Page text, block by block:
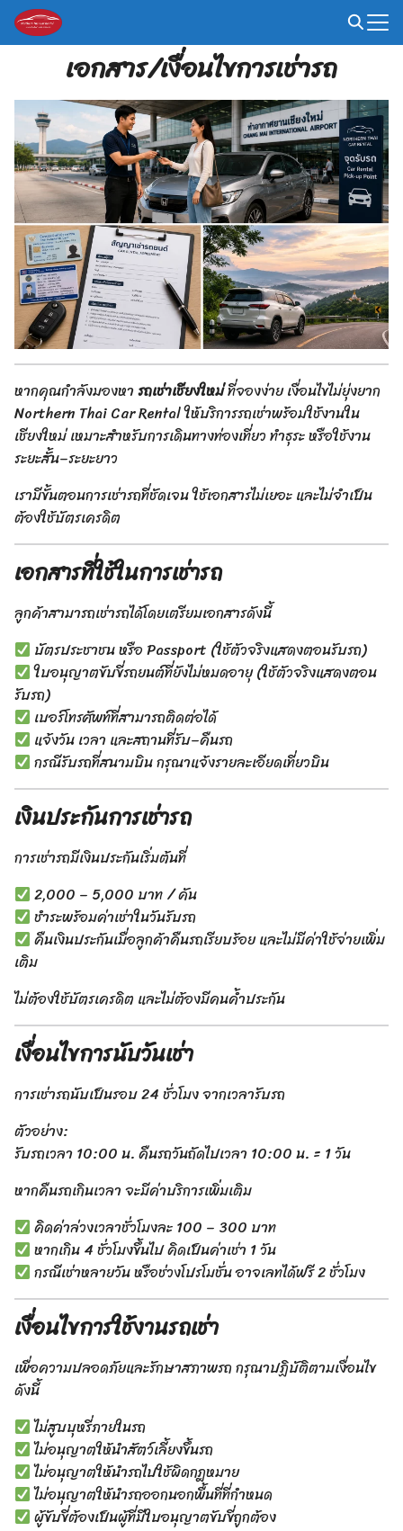
Skip
Search เอกสาร/เงื่อนไขการเช่ารถ
หากคุณกำลังมองหารถเช่าเชียงใหม่ที่จองง่าย เงื่อนไขไม่ยุ่งยาก
Northern Thai Car Rental ให้บริการรถเช่าพร้อมใช้งานใน
เชียงใหม่ เหมาะสำหรับการเดินทางท่องเที่ยว ทำธุระ หรือใช้งาน
ระยะสั้น–ระยะยาว
เรามีขั้นตอนการเช่ารถที่ชัดเจน ใช้เอกสารไม่เยอะ และไม่จำเป็น
ต้องใช้บัตรเครดิต
เอกสารที่ใช้ในการเช่ารถ
ลูกค้าสามารถเช่ารถได้โดยเตรียมเอกสารดังนี้
บัตรประชาชน หรือ Passport (ใช้ตัวจริงแสดงตอนรับรถ)
ใบอนุญาตขับขี่รถยนต์ที่ยังไม่หมดอายุ (ใช้ตัวจริงแสดงตอน
รับรถ)
เบอร์โทรศัพท์ที่สามารถติดต่อได้
แจ้งวัน เวลา และสถานที่รับ–คืนรถ
กรณีรับรถที่สนามบิน กรุณาแจ้งรายละเอียดเที่ยวบิน
เงินประกันการเช่ารถ
การเช่ารถมีเงินประกันเริ่มต้นที่
2,000 – 5,000 บาท / คัน
ชำระพร้อมค่าเช่าในวันรับรถ
คืนเงินประกันเมื่อลูกค้าคืนรถเรียบร้อย และไม่มีค่าใช้จ่ายเพิ่ม
เติม
ไม่ต้องใช้บัตรเครดิต และไม่ต้องมีคนค้ำประกัน
เงื่อนไขการนับวันเช่า
การเช่ารถนับเป็นรอบ 24 ชั่วโมง จากเวลารับรถ
ตัวอย่าง:
รับรถเวลา 10:00 น. คืนรถวันถัดไปเวลา 10:00 น. = 1 วัน
หากคืนรถเกินเวลา จะมีค่าบริการเพิ่มเติม
คิดค่าล่วงเวลาชั่วโมงละ 100 – 300 บาท
หากเกิน 4 ชั่วโมงขึ้นไป คิดเป็นค่าเช่า 1 วัน
กรณีเช่าหลายวัน หรือช่วงโปรโมชั่น อาจเลทได้ฟรี 2 ชั่วโมง
เงื่อนไขการใช้งานรถเช่า
เพื่อความปลอดภัยและรักษาสภาพรถ กรุณาปฏิบัติตามเงื่อนไข
ดังนี้
ไม่สูบบุหรี่ภายในรถ
ไม่อนุญาตให้นำสัตว์เลี้ยงขึ้นรถ
ไม่อนุญาตให้นำรถไปใช้ผิดกฎหมาย
ไม่อนุญาตให้นำรถออกนอกพื้นที่ที่กำหนด
ผู้ขับขี่ต้องเป็นผู้ที่มีใบอนุญาตขับขี่ถูกต้อง